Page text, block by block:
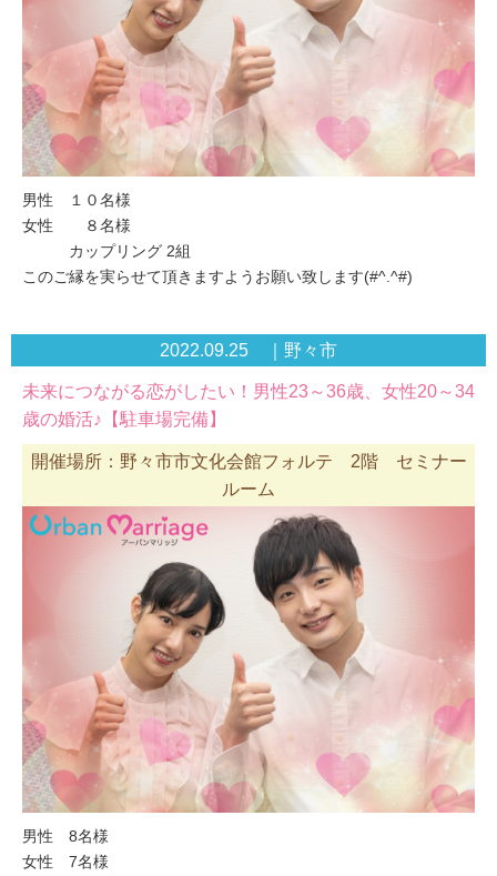
男性 １０名様
女性 ８名様
カップリング 2組
このご縁を実らせて頂きますようお願い致します(#^.^#)
2022.09.25 ｜野々市
未来につながる恋がしたい！男性23～36歳、女性20～34
歳の婚活♪【駐車場完備】
開催場所：野々市市文化会館フォルテ 2階 セミナー
ルーム
男性 8名様
女性 7名様